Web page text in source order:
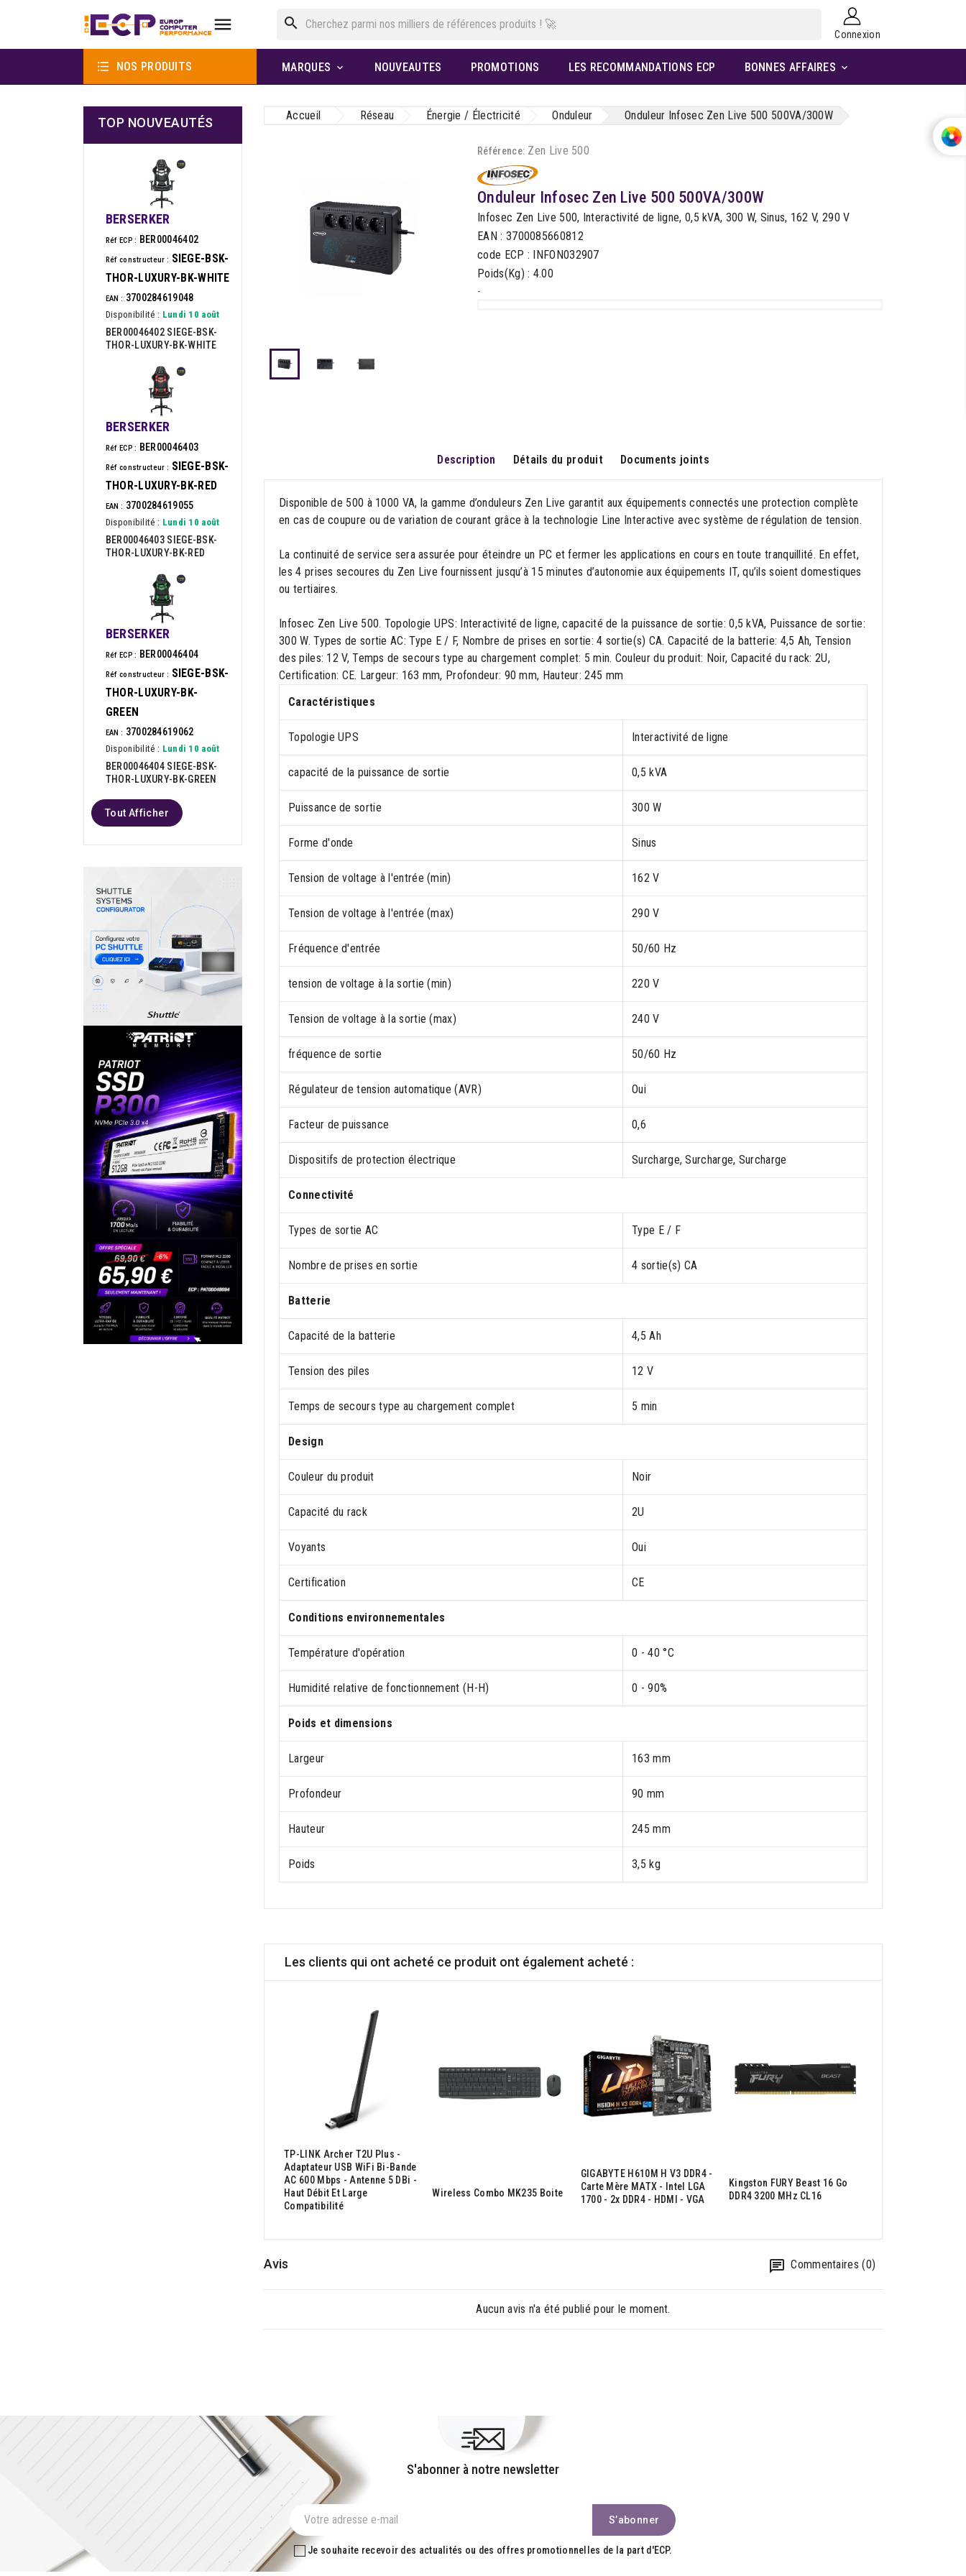
 search
Connexion
 NOS PRODUITS MARQUES  NOUVEAUTES PROMOTIONS LES RECOMMANDATIONS ECP BONNES AFFAIRES 
TOP NOUVEAUTÉS
BERSERKER
Réf ECP : BER00046402
Réf constructeur : SIEGE-BSK-
THOR-LUXURY-BK-WHITE
EAN : 3700284619048
Disponibilité : Lundi 10 août
BER00046402 SIEGE-BSK-
THOR-LUXURY-BK-WHITE
BERSERKER
Réf ECP : BER00046403
Réf constructeur : SIEGE-BSK-
THOR-LUXURY-BK-RED
EAN : 3700284619055
Disponibilité : Lundi 10 août
BER00046403 SIEGE-BSK-
THOR-LUXURY-BK-RED
BERSERKER
Réf ECP : BER00046404
Réf constructeur : SIEGE-BSK-
THOR-LUXURY-BK-
GREEN
EAN : 3700284619062
Disponibilité : Lundi 10 août
BER00046404 SIEGE-BSK-
THOR-LUXURY-BK-GREEN
Tout Afficher
Accueil Réseau Énergie / Électricité Onduleur Onduleur Infosec Zen Live 500 500VA/300W
Référence: Zen Live 500
Onduleur Infosec Zen Live 500 500VA/300W
Infosec Zen Live 500, Interactivité de ligne, 0,5 kVA, 300 W, Sinus, 162 V, 290 V
EAN : 3700085660812
code ECP : INFON032907
Poids(Kg) : 4.00
-
Description Détails du produit Documents joints
Disponible de 500 à 1000 VA, la gamme d’onduleurs Zen Live garantit aux équipements connectés une protection complète
en cas de coupure ou de variation de courant grâce à la technologie Line Interactive avec système de régulation de tension.
La continuité de service sera assurée pour éteindre un PC et fermer les applications en cours en toute tranquillité. En effet,
les 4 prises secoures du Zen Live fournissent jusqu’à 15 minutes d’autonomie aux équipements IT, qu’ils soient domestiques
ou tertiaires.
Infosec Zen Live 500. Topologie UPS: Interactivité de ligne, capacité de la puissance de sortie: 0,5 kVA, Puissance de sortie:
300 W. Types de sortie AC: Type E / F, Nombre de prises en sortie: 4 sortie(s) CA. Capacité de la batterie: 4,5 Ah, Tension
des piles: 12 V, Temps de secours type au chargement complet: 5 min. Couleur du produit: Noir, Capacité du rack: 2U,
Certification: CE. Largeur: 163 mm, Profondeur: 90 mm, Hauteur: 245 mm
Caractéristiques
Topologie UPS Interactivité de ligne
capacité de la puissance de sortie 0,5 kVA
Puissance de sortie 300 W
Forme d'onde Sinus
Tension de voltage à l'entrée (min) 162 V
Tension de voltage à l'entrée (max) 290 V
Fréquence d'entrée 50/60 Hz
tension de voltage à la sortie (min) 220 V
Tension de voltage à la sortie (max) 240 V
fréquence de sortie 50/60 Hz
Régulateur de tension automatique (AVR) Oui
Facteur de puissance 0,6
Dispositifs de protection électrique Surcharge, Surcharge, Surcharge
Connectivité
Types de sortie AC Type E / F
Nombre de prises en sortie 4 sortie(s) CA
Batterie
Capacité de la batterie 4,5 Ah
Tension des piles 12 V
Temps de secours type au chargement complet 5 min
Design
Couleur du produit Noir
Capacité du rack 2U
Voyants Oui
Certification CE
Conditions environnementales
Température d'opération 0 - 40 °C
Humidité relative de fonctionnement (H-H) 0 - 90%
Poids et dimensions
Largeur 163 mm
Profondeur 90 mm
Hauteur 245 mm
Poids 3,5 kg
Les clients qui ont acheté ce produit ont également acheté :
TP-LINK Archer T2U Plus -
Adaptateur USB WiFi Bi-Bande
AC 600 Mbps - Antenne 5 DBi -
Haut Débit Et Large
Compatibilité
Wireless Combo MK235 Boite
GIGABYTE H610M H V3 DDR4 -
Carte Mère MATX - Intel LGA
1700 - 2x DDR4 - HDMI - VGA
Kingston FURY Beast 16 Go
DDR4 3200 MHz CL16
Avis Commentaires (0)
Aucun avis n'a été publié pour le moment.
S'abonner à notre newsletter
Je souhaite recevoir des actualités ou des offres promotionnelles de la part d'ECP.